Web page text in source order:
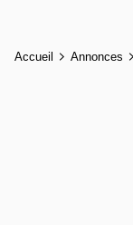
Accueil Annonces